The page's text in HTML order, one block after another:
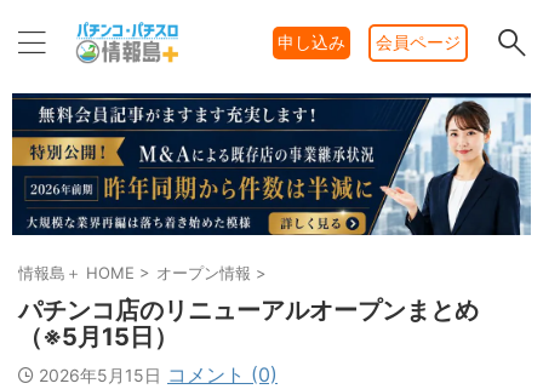
申し込み 会員ページ
情報島＋ HOME > オープン情報 >
パチンコ店のリニューアルオープンまとめ
（※5月15日）
2026年5月15日 コメント (0)